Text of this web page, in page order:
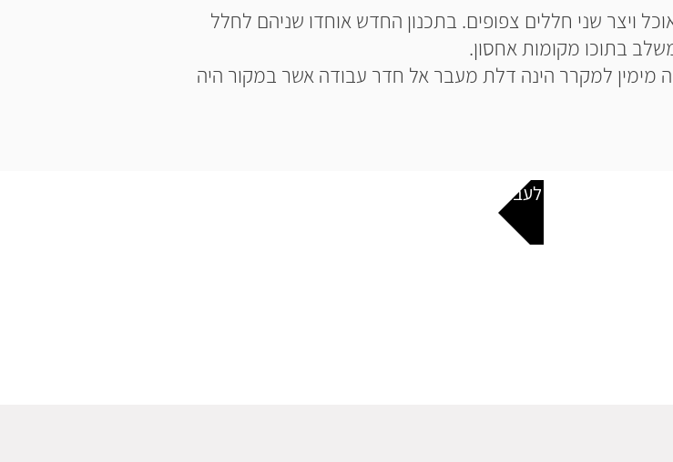
ויצר שני חללים צפופים. בתכנון החדש אוחדו שניהם לחלל
בתוכו מקומות אחסון.
מימין למקרר הינה דלת מעבר אל חדר עבודה אשר במקור היה
בואו נתחיל לעבוד